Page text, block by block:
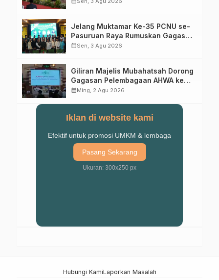
Jelang Muktamar Ke-35 PCNU se-
Pasuruan Raya Rumuskan Gagasan
Transformasi Gerakan NU Menuju
calendar_monthSen, 3 Agu 2026
Giliran Majelis Mubahatsah Dorong
Gagasan Pelembagaan AHWA ke
Forum Muktamar Mendatang
calendar_monthMing, 2 Agu 2026
Iklan di website kami
Efektif untuk promosi UMKM & lembaga
Pasang Sekarang
Ukuran: 300x250 px
Hubungi KamiLaporkan Masalah